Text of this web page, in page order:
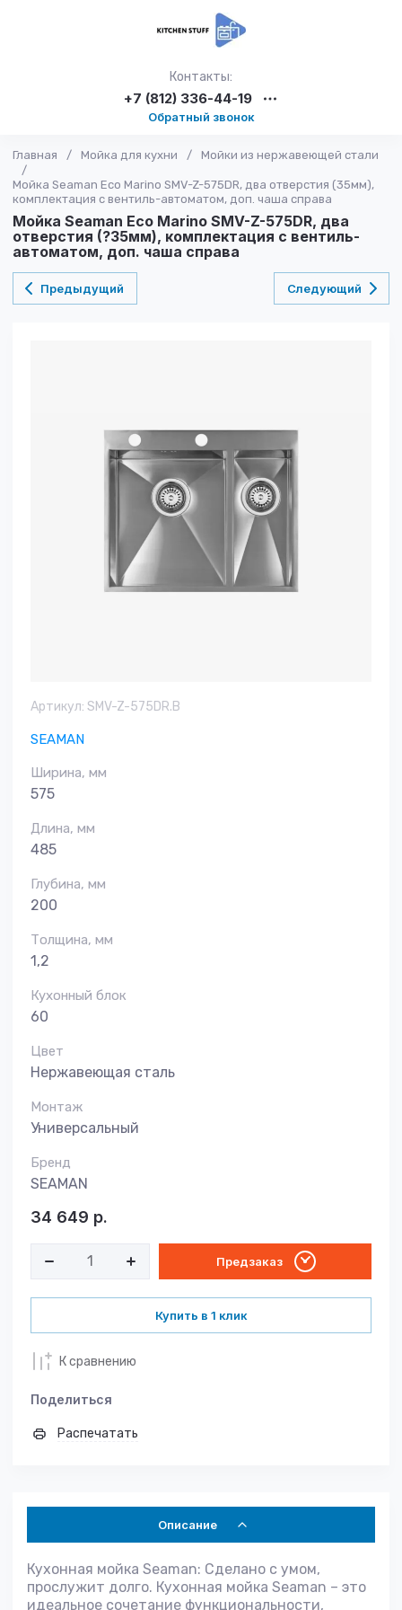
Контакты:
+7 (812) 336-44-19
Обратный звонок
Главная / Мойка для кухни /
Мойки из нержавеющей стали
/
Мойка Seaman Eco Marino SMV-Z-575DR, два отверстия (35мм),
комплектация с вентиль-автоматом, доп. чаша справа
Мойка Seaman Eco Marino SMV-Z-575DR, два
отверстия (?35мм), комплектация с вентиль-
автоматом, доп. чаша справа
Предыдущий Следующий
Артикул: SMV-Z-575DR.B
SEAMAN
Ширина, мм
575
Длина, мм
485
Глубина, мм
200
Толщина, мм
1,2
Кухонный блок
60
Цвет
Нержавеющая сталь
Монтаж
Универсальный
Бренд
SEAMAN
34 649 р.
Предзаказ
Купить в 1 клик
К сравнению
Поделиться
Распечатать
Описание
Кухонная мойка Seaman: Сделано с умом,
прослужит долго. Кухонная мойка Seaman – это
идеальное сочетание функциональности,